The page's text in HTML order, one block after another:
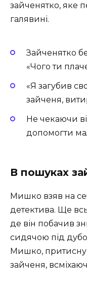
зайченятко, яке
галявині.
Зайченятко
«Чого ти
«Я загубив
зайченя,
Не чекаючи
допомогти
В пошуках
Мишко взяв на
детектива. Ще
де він побачив
сидячою під
Мишко,
зайченя,